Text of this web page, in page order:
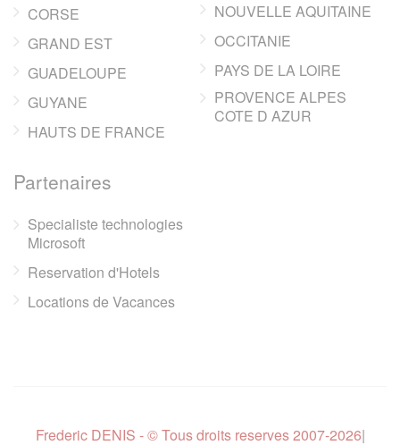
CORSE
GRAND EST
GUADELOUPE
GUYANE
HAUTS DE FRANCE
NOUVELLE AQUITAINE
OCCITANIE
PAYS DE LA LOIRE
PROVENCE ALPES
COTE D AZUR
Partenaires
Specialiste technologies
Microsoft
Reservation d'Hotels
Locations de Vacances
Frederic DENIS - © Tous droits reserves 2007-2026|